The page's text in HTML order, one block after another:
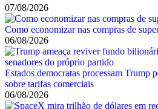
07/08/2026
Como economizar nas compras de
06/08/2026
Estados democratas processam Trump
sobre tarifas comerciais
06/08/2026